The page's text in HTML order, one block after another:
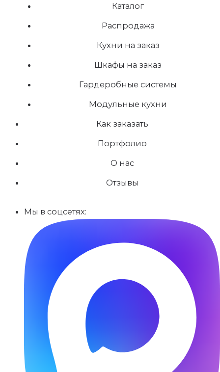
Каталог
Распродажа
Кухни на заказ
Шкафы на заказ
Гардеробные системы
Модульные кухни
Как заказать
Портфолио
О нас
Отзывы
Мы в соцсетях: